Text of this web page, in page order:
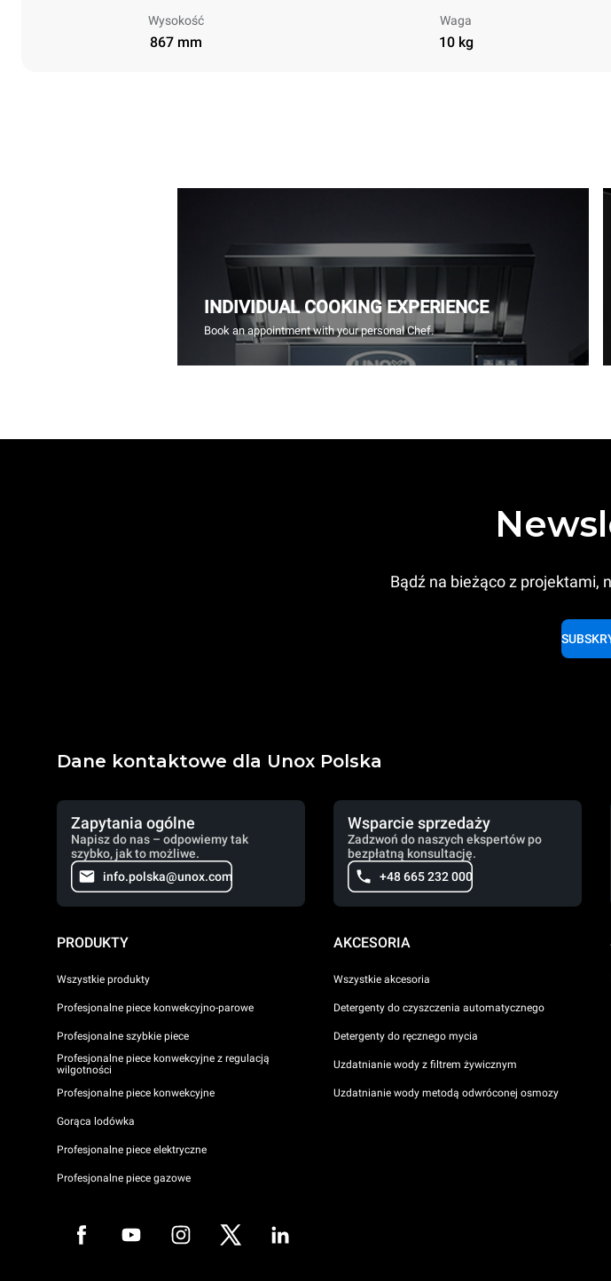
Wysokość
867 mm
Waga
10 kg
INDIVIDUAL COOKING EXPERIENCE
Book an appointment with your personal Chef.
Bądź na bieżąco z projektami,
Dane kontaktowe dla Unox Polska
Zapytania ogólne
Napisz do nas – odpowiemy tak
szybko, jak to możliwe.
info.polska@unox.com
Wsparcie sprzedaży
Zadzwoń do naszych ekspertów po
bezpłatną konsultację.
+48 665 232 000
PRODUKTY
Wszystkie produkty
Profesjonalne piece konwekcyjno-parowe
Profesjonalne szybkie piece
Profesjonalne piece konwekcyjne z regulacją
wilgotności
Profesjonalne piece konwekcyjne
Gorąca lodówka
Profesjonalne piece elektryczne
Profesjonalne piece gazowe
AKCESORIA
Wszystkie akcesoria
Detergenty do czyszczenia automatycznego
Detergenty do ręcznego mycia
Uzdatnianie wody z filtrem żywicznym
Uzdatnianie wody metodą odwróconej osmozy